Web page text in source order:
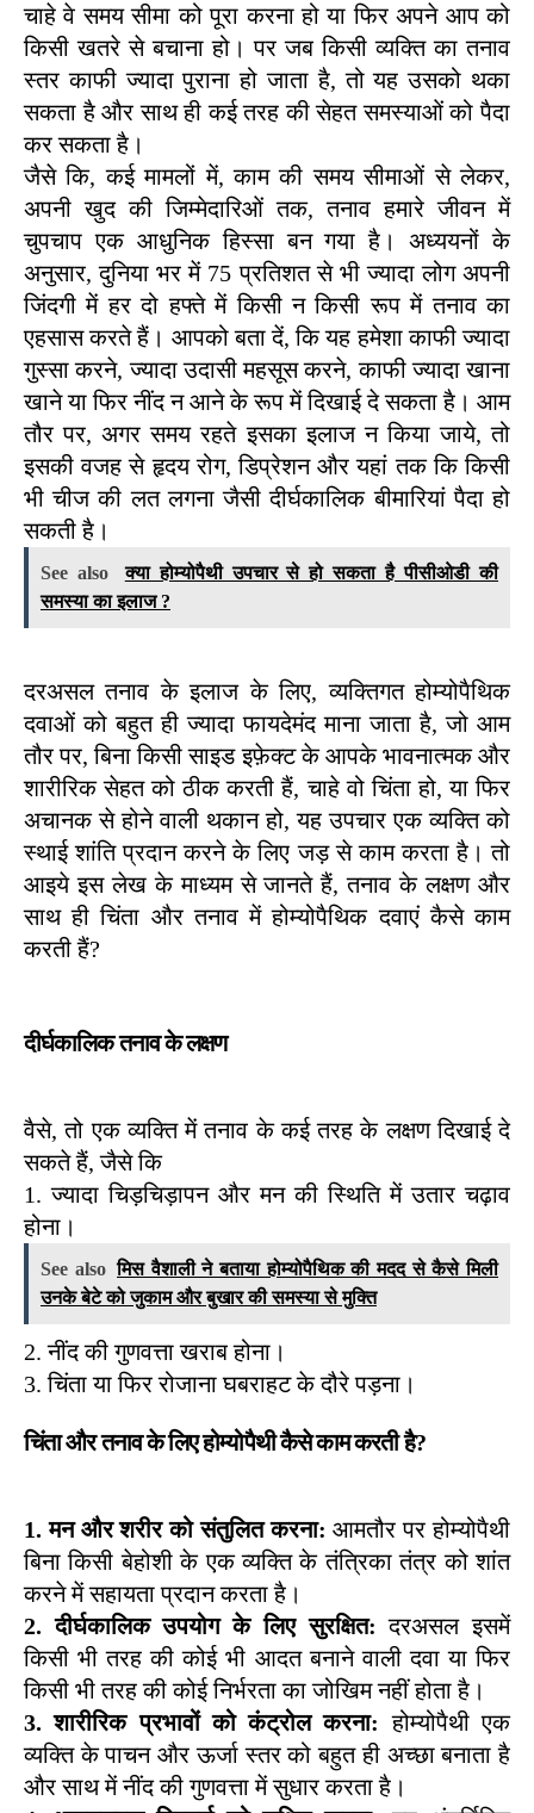
चाहे वे समय सीमा को पूरा करना हो या फिर अपने आप को
किसी खतरे से बचाना हो। पर जब किसी व्यक्ति का तनाव
स्तर काफी ज्यादा पुराना हो जाता है, तो यह उसको थका
सकता है और साथ ही कई तरह की सेहत समस्याओं को पैदा
कर सकता है।
जैसे कि, कई मामलों में, काम की समय सीमाओं से लेकर,
अपनी खुद की जिम्मेदारिओं तक, तनाव हमारे जीवन में
चुपचाप एक आधुनिक हिस्सा बन गया है। अध्ययनों के
अनुसार, दुनिया भर में 75 प्रतिशत से भी ज्यादा लोग अपनी
जिंदगी में हर दो हफ्ते में किसी न किसी रूप में तनाव का
एहसास करते हैं। आपको बता दें, कि यह हमेशा काफी ज्यादा
गुस्सा करने, ज्यादा उदासी महसूस करने, काफी ज्यादा खाना
खाने या फिर नींद न आने के रूप में दिखाई दे सकता है। आम
तौर पर, अगर समय रहते इसका इलाज न किया जाये, तो
इसकी वजह से हृदय रोग, डिप्रेशन और यहां तक कि किसी
भी चीज की लत लगना जैसी दीर्घकालिक बीमारियां पैदा हो
सकती है।
See also
क्या होम्योपैथी उपचार से हो सकता है पीसीओडी की
समस्या का इलाज ?
दरअसल तनाव के इलाज के लिए, व्यक्तिगत होम्योपैथिक
दवाओं को बहुत ही ज्यादा फायदेमंद माना जाता है, जो आम
तौर पर, बिना किसी साइड इफ़ेक्ट के आपके भावनात्मक और
शारीरिक सेहत को ठीक करती हैं, चाहे वो चिंता हो, या फिर
अचानक से होने वाली थकान हो, यह उपचार एक व्यक्ति को
स्थाई शांति प्रदान करने के लिए जड़ से काम करता है। तो
आइये इस लेख के माध्यम से जानते हैं, तनाव के लक्षण और
साथ ही चिंता और तनाव में होम्योपैथिक दवाएं कैसे काम
करती हैं?
दीर्घकालिक तनाव के लक्षण
वैसे, तो एक व्यक्ति में तनाव के कई तरह के लक्षण दिखाई दे
सकते हैं, जैसे कि
1. ज्यादा चिड़चिड़ापन और मन की स्थिति में उतार चढ़ाव
होना।
See also मिस वैशाली ने बताया होम्योपैथिक की मदद से कैसे मिली
उनके बेटे को जुकाम और बुखार की समस्या से मुक्ति
2. नींद की गुणवत्ता खराब होना।
3. चिंता या फिर रोजाना घबराहट के दौरे पड़ना।
चिंता और तनाव के लिए होम्योपैथी कैसे काम करती है?
1. मन और शरीर को संतुलित करना: आमतौर पर होम्योपैथी
बिना किसी बेहोशी के एक व्यक्ति के तंत्रिका तंत्र को शांत
करने में सहायता प्रदान करता है।
2. दीर्घकालिक उपयोग के लिए सुरक्षित: दरअसल इसमें
किसी भी तरह की कोई भी आदत बनाने वाली दवा या फिर
किसी भी तरह की कोई निर्भरता का जोखिम नहीं होता है।
3. शारीरिक प्रभावों को कंट्रोल करना: होम्योपैथी एक
व्यक्ति के पाचन और ऊर्जा स्तर को बहुत ही अच्छा बनाता है
और साथ में नींद की गुणवत्ता में सुधार करता है।